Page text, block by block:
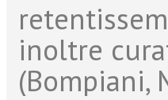
inoltre
(Bompiani,